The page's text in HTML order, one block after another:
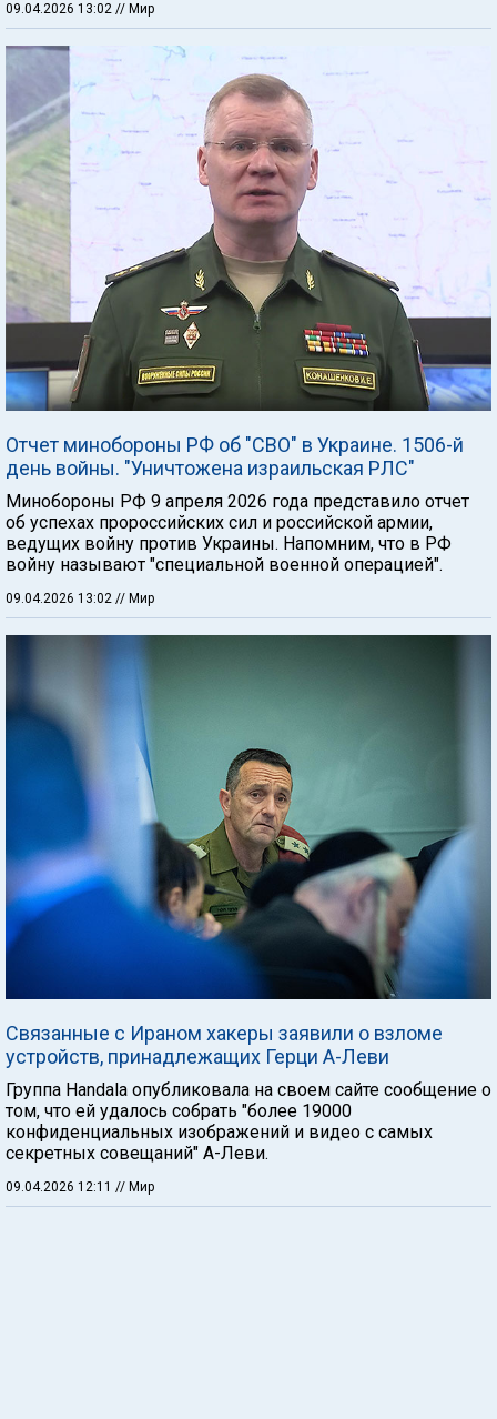
09.04.2026 13:02 // Мир
Отчет минобороны РФ об "СВО" в Украине. 1506-й
день войны. "Уничтожена израильская РЛС"
Минобороны РФ 9 апреля 2026 года представило отчет
об успехах пророссийских сил и российской армии,
ведущих войну против Украины. Напомним, что в РФ
войну называют "специальной военной операцией".
09.04.2026 13:02 // Мир
Связанные с Ираном хакеры заявили о взломе
устройств, принадлежащих Герци А-Леви
Группа Handala опубликовала на своем сайте сообщение о
том, что ей удалось собрать "более 19000
конфиденциальных изображений и видео с самых
секретных совещаний" А-Леви.
09.04.2026 12:11 // Мир